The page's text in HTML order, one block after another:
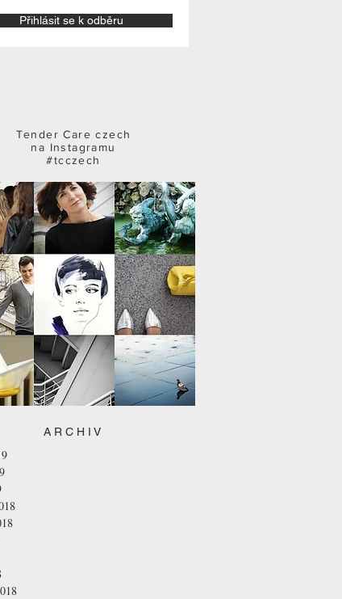
Přihlásit se k odběru
Tender Care czech
na Instagramu
#tcczech
A R C H I V